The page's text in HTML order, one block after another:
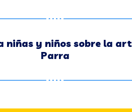
y niños sobre la
Parra